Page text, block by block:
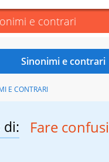
E CONTRARI
di: Fare